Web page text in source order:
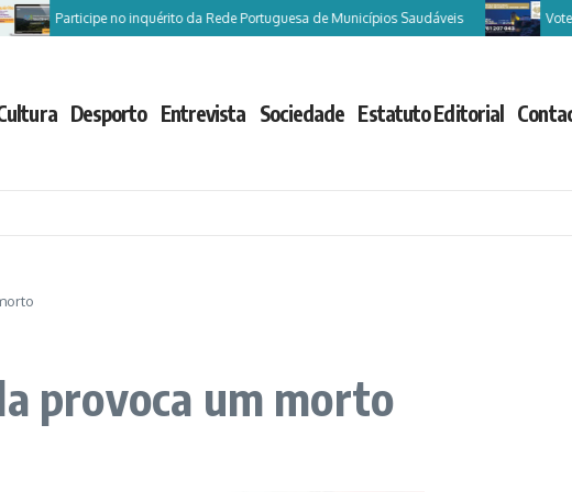
Participe no inquérito da Rede Portuguesa de Municípios Saudáveis Vote
Desporto Entrevista Sociedade Estatuto Editorial
provoca um morto